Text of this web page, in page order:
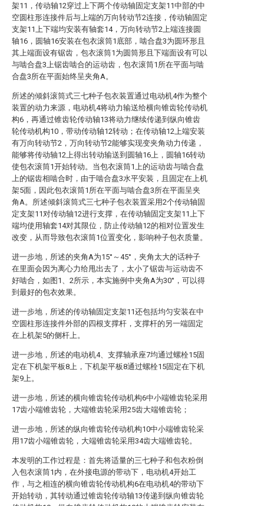
架11，传动轴12穿过上下两个传动轴固定支架11中部的中
空圆柱形连接件后与上端的万向转动节2连接，传动轴固定
支架11上下端均安装有轴套14，万向转动节2上端连接圆
轴16，圆轴16安装在包衣滚筒1底部，啮合盘3为圆环形且
其上端面设有锯齿，包衣滚筒1为圆筒形且下端面设有可以
与啮合盘3上锯齿啮合的运动齿，包衣滚筒1所在平面与啮
合盘3所在平面始终呈夹角A。
所述的倾斜滚筒式三七种子包衣装置通过电动机4作为整个
装置的动力来源，电动机4将动力输送给横向锥齿轮传动机
构6，再通过锥齿轮传动轴13将动力继续传递到纵向锥齿
轮传动机构10，带动传动轴12转动；在传动轴12上端安装
有万向转动节2，万向转动节2能够实现变夹角动力传递，
能够将传动轴12上得出转动输送到圆轴16上，圆轴16转动
使包衣滚筒1开始转动。当包衣滚筒1上的运动齿与啮合盘
上的锯齿相啮合时，由于啮合盘3水平安装，且固定在上机
架5面，因此包衣滚筒1所在平面与啮合盘3所在平面呈夹
角A。所述倾斜滚筒式三七种子包衣装置采用2个传动轴固
定支架11对传动轴12进行支撑，在传动轴固定支架11上下
端均使用轴套14对其限位，防止传动轴12的相对位置发生
改变，从而导致包衣滚筒1位置变化，影响种子包衣质量。
进一步地，所述的夹角A为15°～45°，夹角太大的话种子
在里面会因为离心力给甩出去了，太小了锯齿与运动齿不
好啮合，如图1、2所示，本实施例中夹角A为30°，可以得
到最好的包衣效果。
进一步地，所述的传动轴固定支架11还包括均匀安装在中
空圆柱形连接件外部的四根支撑杆，支撑杆的另一端固定
在上机架5的侧杆上。
进一步地，所述的电动机4、支撑轴承座7均通过螺栓15固
定在下机架平板8上，下机架平板8通过螺栓15固定在下机
架9上。
进一步地，所述的横向锥齿轮传动机构6中小端锥齿轮采用
17齿小端锥齿轮，大端锥齿轮采用25齿大端锥齿轮；
进一步地，所述的纵向锥齿轮传动机构10中小端锥齿轮采
用17齿小端锥齿轮，大端锥齿轮采用34齿大端锥齿轮。
本发明的工作过程是：首先将适量的三七种子和包衣粉倒
入包衣滚筒1内，在外接电源的带动下，电动机4开始工
作，与之相连的横向锥齿轮传动机构6在电动机4的带动下
开始转动，其转动通过锥齿轮传动轴13传递到纵向锥齿轮